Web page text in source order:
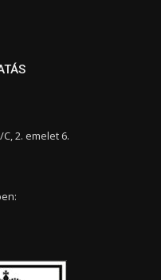
2. emelet 6.